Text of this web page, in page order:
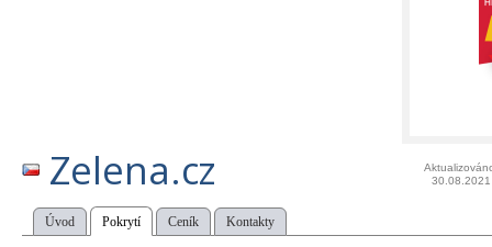
Zelena.cz
30.08.2021
Úvod Pokrytí Ceník Kontakty